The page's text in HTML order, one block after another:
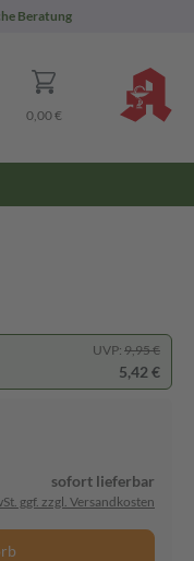
Beratung
0,00 €
UVP: 9,95 €
5,42 €
sofort lieferbar
ggf. zzgl. Versandkosten